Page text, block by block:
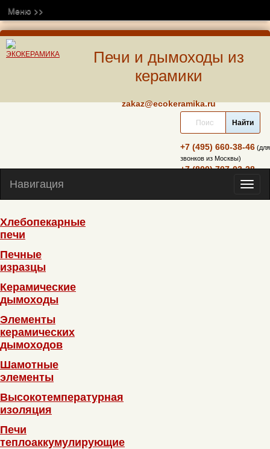
Меню >>
Печи и дымоходы из
керамики
zakaz@ecokeramika.ru
+7 (495) 660-38-46(для
звонков из Москвы)
+7 (800) 707-03-28
(бесплатно по всей России)
Навигация
Хлебопекарные
печи
Печные
изразцы
Керамические
дымоходы
Элементы
керамических
дымоходов
Шамотные
элементы
Высокотемпературная
изоляция
Печи
теплоаккумулирующие